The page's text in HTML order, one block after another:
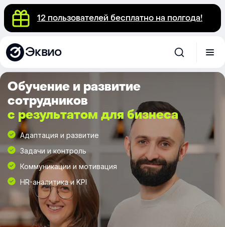
12 пользователей бесплатно на полгода!
Эквио
Обучение и развитие
сотрудников
с результатом для бизнеса
Адаптация и развитие
Задачи и контроль
Коммуникации и мотивация
HR-аналитика и KPI